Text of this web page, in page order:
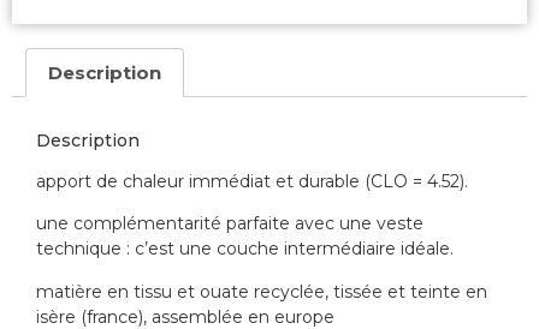
Description
Description
apport de chaleur immédiat et durable (CLO = 4.52).
une complémentarité parfaite avec une veste
technique : c’est une couche intermédiaire idéale.
matière en tissu et ouate recyclée, tissée et teinte en
isère (france), assemblée en europe